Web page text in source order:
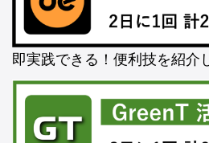
即実践できる！便利技を紹介